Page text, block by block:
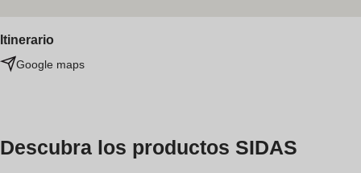
Itinerario
Google maps
Descubra los productos SIDAS